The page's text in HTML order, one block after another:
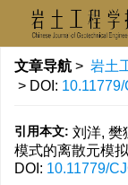
文章导航 > 岩土
> DOI:
引用本文: 刘洋, 樊
模式的离散元模
DOI: 10.11779/